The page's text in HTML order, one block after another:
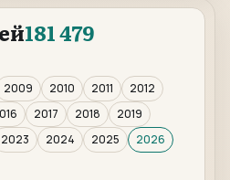
181 479
2009 2010 2011
2012
2017 2018
2019
2023 2024 2025
2026